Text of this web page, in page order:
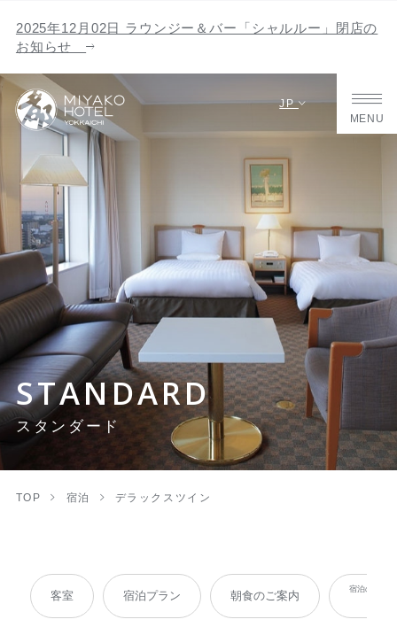
JP
MENU
STANDARD
スタンダード
2025年12月02日 ラウンジー＆バー「シャルルー」閉店の
お知らせ
TOP 宿泊 デラックスツイン
客室 宿泊プラン 朝食のご案内
宿泊のお客